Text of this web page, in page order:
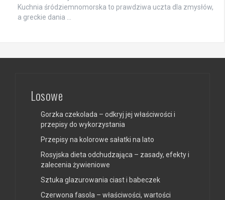
Kuchnia śródziemnomorska to prawdziwa uczta dla zmysłów,
a greckie dania …
Losowe
Gorzka czekolada – odkryj jej właściwości i
przepisy do wykorzystania
Przepisy na kolorowe sałatki na lato
Rosyjska dieta odchudzająca – zasady, efekty i
zalecenia żywieniowe
Sztuka glazurowania ciast i babeczek
Czerwona fasola – właściwości, wartości